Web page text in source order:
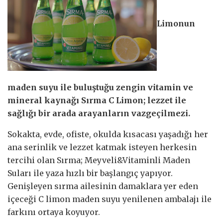
Limonun
maden suyu ile buluştuğu zengin vitamin ve
mineral kaynağı Sırma C Limon; lezzet ile
sağlığı bir arada arayanların vazgeçilmezi.
Sokakta, evde, ofiste, okulda kısacası yaşadığı her
ana serinlik ve lezzet katmak isteyen herkesin
tercihi olan Sırma; Meyveli&Vitaminli Maden
Suları ile yaza hızlı bir başlangıç yapıyor.
Genişleyen sırma ailesinin damaklara yer eden
içeceği C limon maden suyu yenilenen ambalajı ile
farkını ortaya koyuyor.